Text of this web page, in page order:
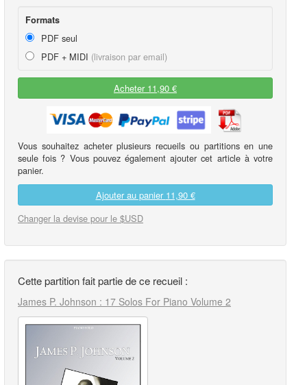
Formats
PDF seul
PDF + MIDI (livraison par email)
Acheter 11,90 €
Vous souhaitez acheter plusieurs recueils ou partitions en une
seule fois ? Vous pouvez également ajouter cet article à votre
panier.
Ajouter au panier 11,90 €
Changer la devise pour le $USD
Cette partition fait partie de ce recueil :
James P. Johnson : 17 Solos For Piano Volume 2